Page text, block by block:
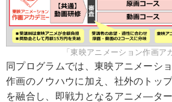
「東映アニメーション作画ア
同プログラムでは、東映アニメーシ
作画のノウハウに加え、社外のトッ
を融合し、即戦力となるアニメ―ター